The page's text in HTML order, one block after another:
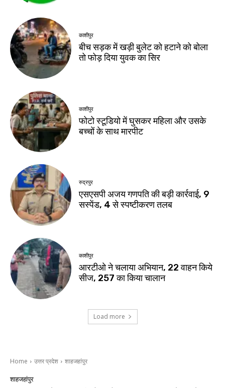
काशीपुर
बीच सड़क में खड़ी बुलेट को हटाने को बोला
तो फोड़ दिया युवक का सिर
काशीपुर
फोटो स्टूडियो में घुसकर महिला और उसके
बच्चों के साथ मारपीट
रुद्रपुर
एसएसपी अजय गणपति की बड़ी कार्रवाई, 9
सस्पेंड, 4 से स्पष्टीकरण तलब
काशीपुर
आरटीओ ने चलाया अभियान, 22 वाहन किये
सीज, 257 का किया चालान
Load more